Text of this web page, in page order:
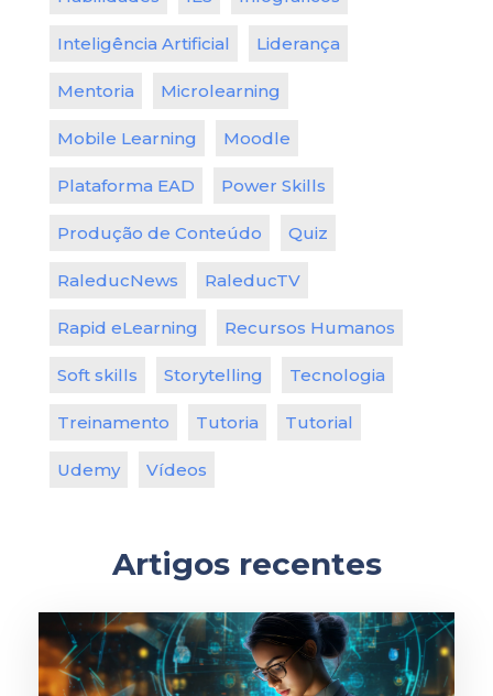
Inteligência Artificial Liderança
Mentoria Microlearning
Mobile Learning Moodle
Plataforma EAD Power Skills
Produção de Conteúdo Quiz
RaleducNews RaleducTV
Rapid eLearning Recursos Humanos
Soft skills Storytelling Tecnologia
Treinamento Tutoria Tutorial
Udemy Vídeos
Artigos recentes